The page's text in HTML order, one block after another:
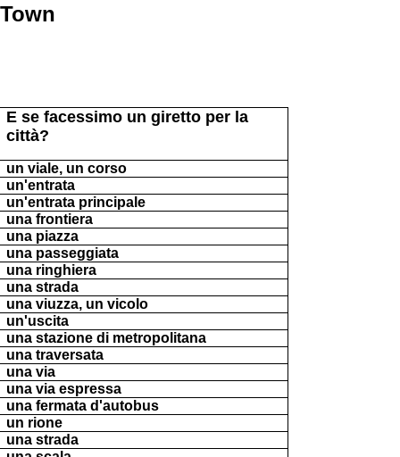
Town
E se facessimo un giretto per la
città?
un viale, un corso
un'entrata
un'entrata principale
una frontiera
una piazza
una passeggiata
una ringhiera
una strada
unaviuzza, un vicolo
un'uscita
una stazione di metropolitana
una traversata
una via
una via espressa
una fermata d'autobus
un rione
una strada